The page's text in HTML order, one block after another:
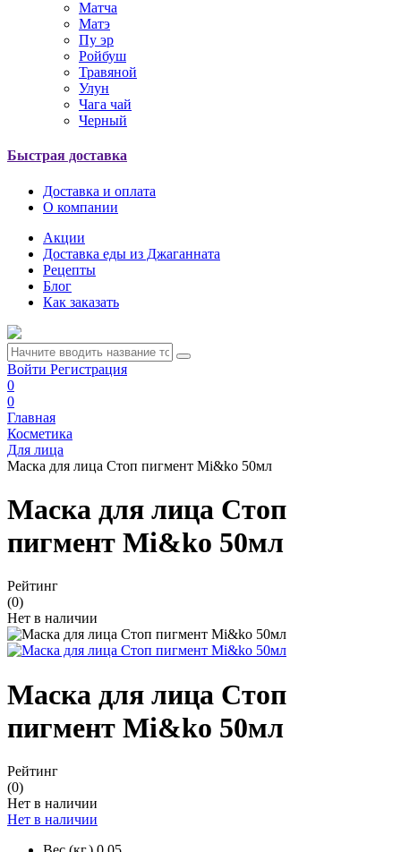
Матча
Матэ
Пу эр
Ройбуш
Травяной
Улун
Чага чай
Черный
Быстрая доставка
Доставка и оплата
О компании
Акции
Доставка еды из Джаганната
Рецепты
Блог
Как заказать
Войти Регистрация
0
0
Главная
Косметика
Для лица
Маска для лица Стоп пигмент Mi&ko 50мл
Маска для лица Стоп
пигмент Mi&ko 50мл
Рейтинг
(0)
Нет в наличии
Маска для лица Стоп
пигмент Mi&ko 50мл
Рейтинг
(0)
Нет в наличии
Нет в наличии